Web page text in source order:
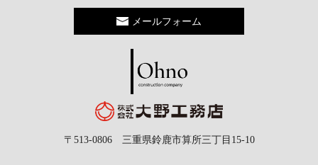
メールフォーム
〒513-0806 三重県鈴鹿市算所三丁目15-10